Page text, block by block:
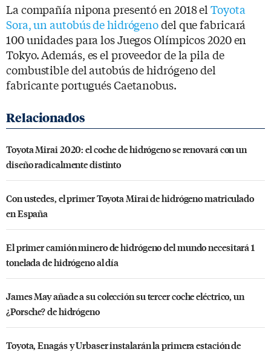
La compañía nipona presentó en 2018 elToyota
Sora, un autobús de hidrógenodel que fabricará
100 unidades para los Juegos Olímpicos 2020 en
Tokyo. Además, es el proveedor de la pila de
combustible del autobús de hidrógeno del
fabricante portugués Caetanobus.
Toyota Mirai 2020: el coche de hidrógeno se renovará con un
diseño radicalmente distinto
Con ustedes, el primer Toyota Mirai de hidrógeno matriculado
en España
El primer camión minero de hidrógeno del mundo necesitará 1
tonelada de hidrógeno al día
James May añade a su colección su tercer coche eléctrico, un
¿Porsche? de hidrógeno
Toyota, Enagás y Urbaser instalarán la primera estación de